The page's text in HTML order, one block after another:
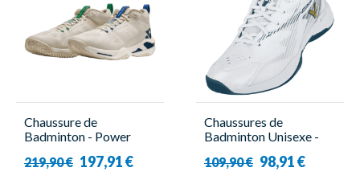
Chaussure de
Badminton - Power
Throttle Natural -
219,90 € 197,91 €
Chaussures de
Badminton Unisexe -
109,90 € 98,91 €